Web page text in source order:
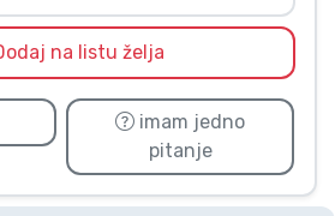
na listu želja
imam jedno
pitanje